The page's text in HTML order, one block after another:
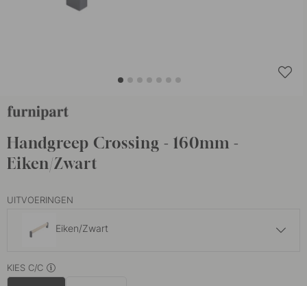
Handgreep Crossing - 160mm -
Eiken/Zwart
UITVOERINGEN
Eiken/Zwart
KIES C/C